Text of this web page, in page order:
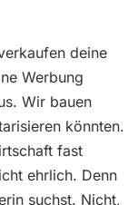
deine
Werbung
Wir bauen
könnten.
fast
ehrlich. Denn
suchst. Nicht,